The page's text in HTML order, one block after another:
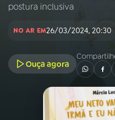
PROGRAMAS
postura inclusiva
NO AR EM26/03/2024, 20:30
Ouça agora